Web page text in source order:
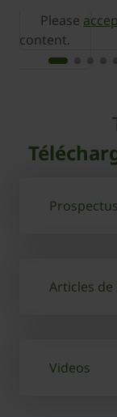
Please
content.
Prospectus
Articles de
Videos